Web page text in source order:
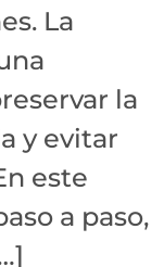
La
la
y evitar
este
a paso,